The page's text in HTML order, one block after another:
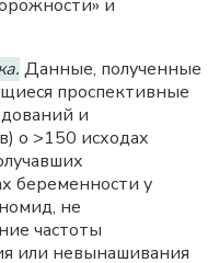
и
Данные, полученные
проспективные
и
о >150 исходах
беременности у
не
частоты
или невынашивания